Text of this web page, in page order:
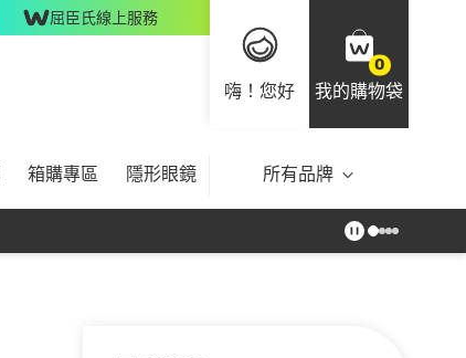
屈臣氏線上服務
嗨！您好
0
我的購物袋
箱購專區 隱形眼鏡 所有品牌